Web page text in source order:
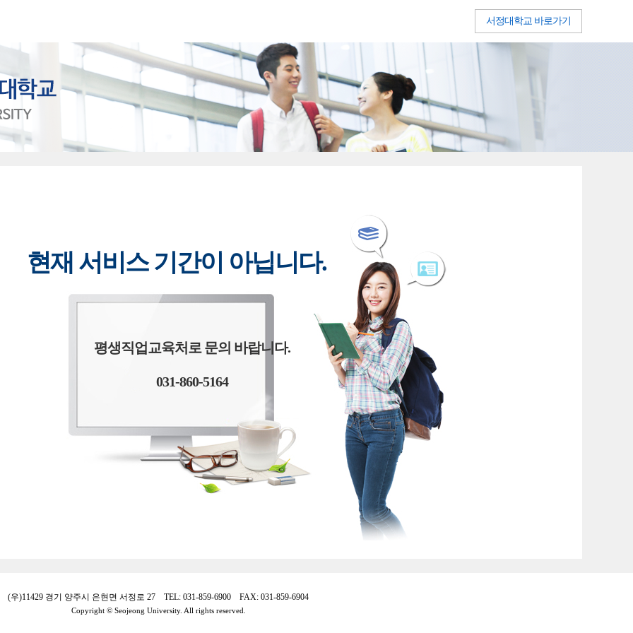
서정대학교 바로가기
현재 서비스 기간이 아닙니다.
평생직업교육처로 문의 바랍니다.
031-860-5164
(우)11429 경기 양주시 은현면 서정로 27 TEL: 031-859-6900 FAX: 031-859-6904
Copyright © Seojeong University. All rights reserved.